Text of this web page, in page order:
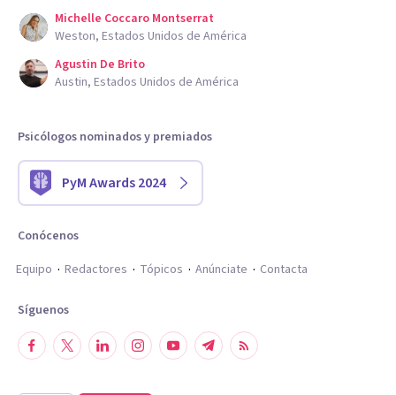
Michelle Coccaro Montserrat
Weston, Estados Unidos de América
Agustin De Brito
Austin, Estados Unidos de América
Psicólogos nominados y premiados
PyM Awards 2024
Conócenos
Equipo
Redactores Tópicos Anúnciate Contacta
Síguenos